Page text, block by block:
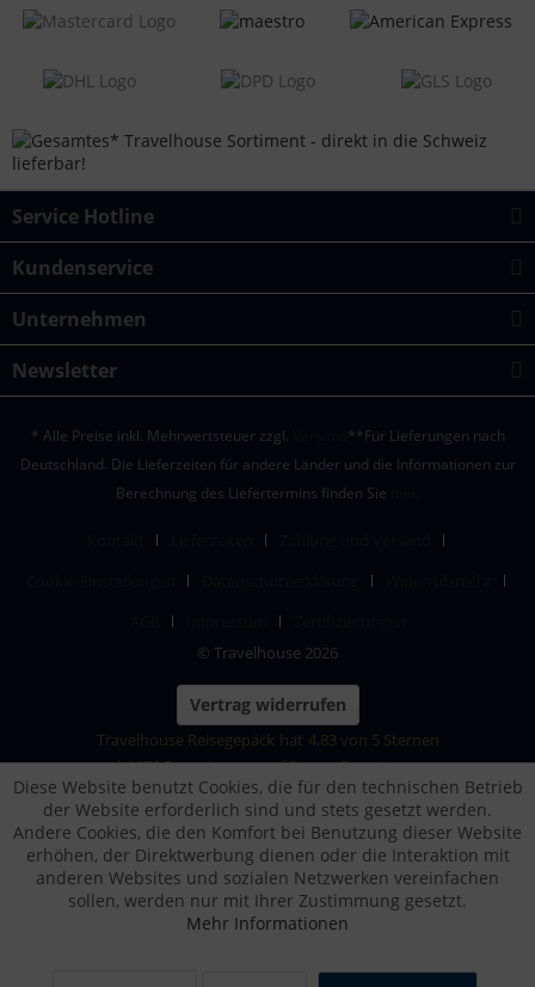
Service Hotline
Kundenservice
Unternehmen
Newsletter
* Alle Preise inkl. Mehrwertsteuer zzgl.
**Für Lieferungen nach
Deutschland. Die Lieferzeiten für andere Länder und die Informationen zur
Berechnung des Liefertermins finden Sie
© Travelhouse 2026
Vertrag widerrufen
Travelhouse Reisegepäck hat 4,83 von 5 Sternen
|1876Bewertungen auf ProvenExpert.com
Diese Website benutzt Cookies, die für den technischen Betrieb
der Website erforderlich sind und stets gesetzt werden.
Andere Cookies, die den Komfort bei Benutzung dieser Website
erhöhen, der Direktwerbung dienen oder die Interaktion mit
anderen Websites und sozialen Netzwerken vereinfachen
sollen, werden nur mit Ihrer Zustimmung gesetzt.
Mehr Informationen